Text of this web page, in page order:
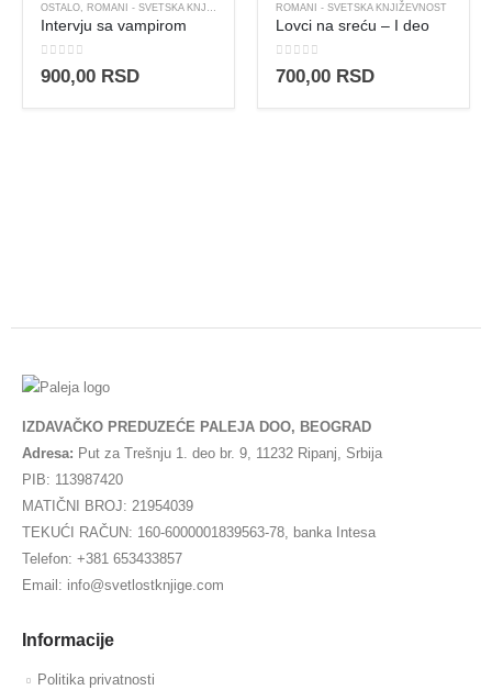
OSTALO ROMANI - SVETSKA KNJIŽEVNOST
Intervju sa vampirom
0out of 5
900,00 RSD
ROMANI - SVETSKA KNJIŽEVNOST
Lovci na sreću – I deo
0out of 5
700,00 RSD
IZDAVAČKO PREDUZEĆE PALEJA DOO, BEOGRAD
Adresa: Put za Trešnju 1. deo br. 9, 11232 Ripanj, Srbija
PIB: 113987420
MATIČNI BROJ: 21954039
TEKUĆI RAČUN: 160-6000001839563-78, banka Intesa
Telefon: +381 653433857
Email: info@svetlostknjige.com
Informacije
Politika privatnosti